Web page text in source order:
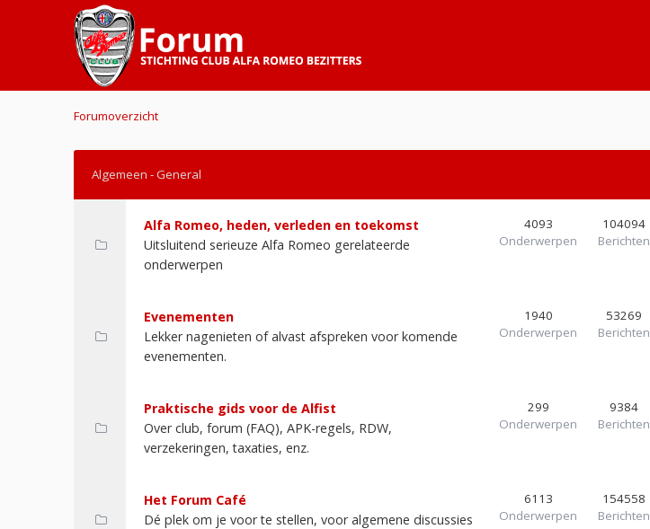
Forumoverzicht
Algemeen - General
Alfa Romeo, heden, verleden en toekomst
Uitsluitend serieuze Alfa Romeo gerelateerde
onderwerpen
4093
Onderwerpen
104094
Berichten
Evenementen
Lekker nagenieten of alvast afspreken voor komende
evenementen.
1940
Onderwerpen
53269
Berichten
Praktische gids voor de Alfist
Over club, forum (FAQ), APK-regels, RDW,
verzekeringen, taxaties, enz.
299
Onderwerpen
9384
Berichten
Het Forum Café
Dé plek om je voor te stellen, voor algemene discussies
6113
Onderwerpen
154558
Berichten